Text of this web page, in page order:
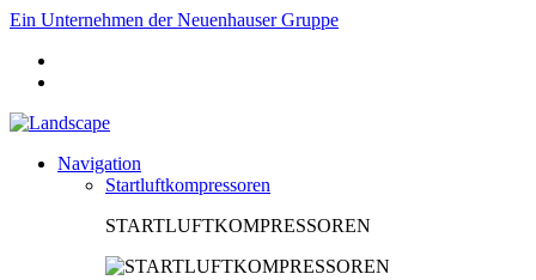
Ein Unternehmen der Neuenhauser Gruppe
Navigation
Startluftkompressoren
STARTLUFTKOMPRESSOREN